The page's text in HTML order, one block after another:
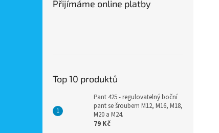
Přijímáme online platby
Top 10 produktů
Pant 425 - regulovatelný boční
pant se šroubem M12, M16, M18,
M20 a M24.
79 Kč